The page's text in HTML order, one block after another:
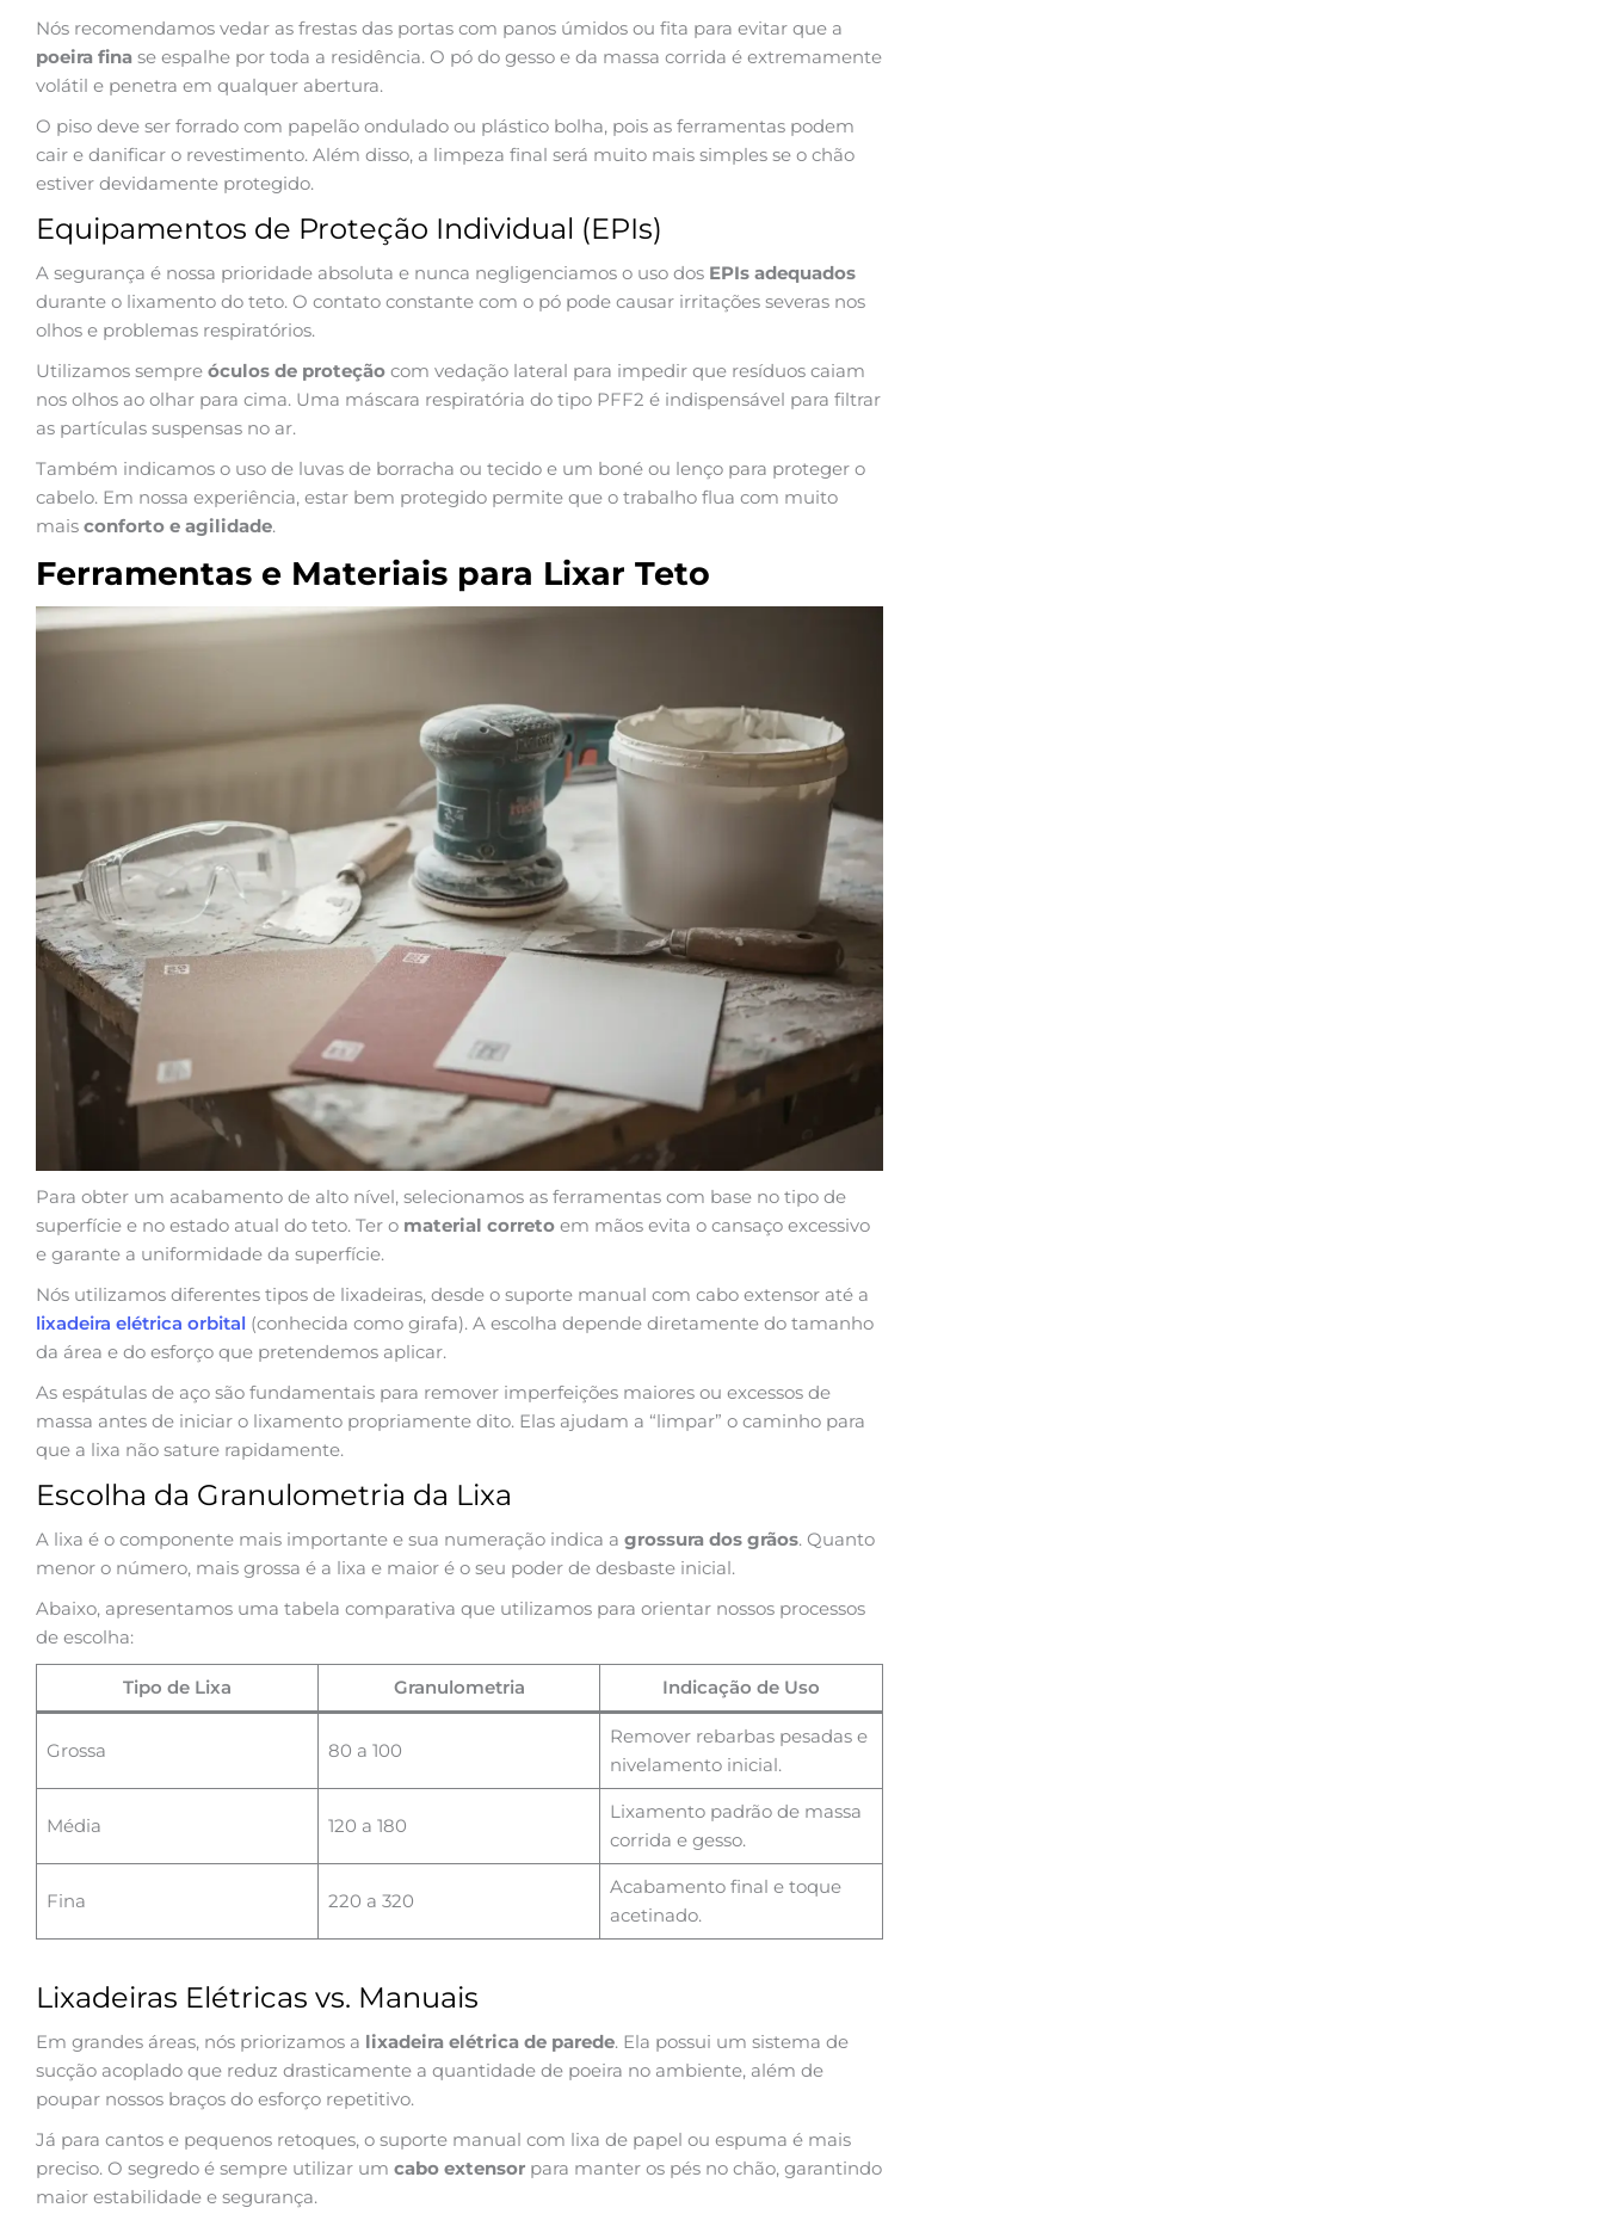
Nós recomendamos vedar as frestas das portas com panos úmidos ou fita para evitar que a
poeira fina se espalhe por toda a residência. O pó do gesso e da massa corrida é extremamente
volátil e penetra em qualquer abertura.
O piso deve ser forrado com papelão ondulado ou plástico bolha, pois as ferramentas podem
cair e danificar o revestimento. Além disso, a limpeza final será muito mais simples se o chão
estiver devidamente protegido.
Equipamentos de Proteção Individual (EPIs)
A segurança é nossa prioridade absoluta e nunca negligenciamos o uso dos EPIs adequados
durante o lixamento do teto. O contato constante com o pó pode causar irritações severas nos
olhos e problemas respiratórios.
Utilizamos sempre óculos de proteção com vedação lateral para impedir que resíduos caiam
nos olhos ao olhar para cima. Uma máscara respiratória do tipo PFF2 é indispensável para filtrar
as partículas suspensas no ar.
Também indicamos o uso de luvas de borracha ou tecido e um boné ou lenço para proteger o
cabelo. Em nossa experiência, estar bem protegido permite que o trabalho flua com muito
mais conforto e agilidade.
Ferramentas e Materiais para Lixar Teto
Para obter um acabamento de alto nível, selecionamos as ferramentas com base no tipo de
superfície e no estado atual do teto. Ter o material correto em mãos evita o cansaço excessivo
e garante a uniformidade da superfície.
Nós utilizamos diferentes tipos de lixadeiras, desde o suporte manual com cabo extensor até a
lixadeira elétrica orbital (conhecida como girafa). A escolha depende diretamente do tamanho
da área e do esforço que pretendemos aplicar.
As espátulas de aço são fundamentais para remover imperfeições maiores ou excessos de
massa antes de iniciar o lixamento propriamente dito. Elas ajudam a “limpar” o caminho para
que a lixa não sature rapidamente.
Escolha da Granulometria da Lixa
A lixa é o componente mais importante e sua numeração indica a grossura dos grãos. Quanto
menor o número, mais grossa é a lixa e maior é o seu poder de desbaste inicial.
Abaixo, apresentamos uma tabela comparativa que utilizamos para orientar nossos processos
de escolha:
Tipo de Lixa Granulometria Indicação de Uso
Grossa 80 a 100
Remover rebarbas pesadas e
nivelamento inicial.
Média 120 a 180
Lixamento padrão de massa
corrida e gesso.
Fina 220 a 320
Acabamento final e toque
acetinado.
Lixadeiras Elétricas vs. Manuais
Em grandes áreas, nós priorizamos a lixadeira elétrica de parede. Ela possui um sistema de
sucção acoplado que reduz drasticamente a quantidade de poeira no ambiente, além de
poupar nossos braços do esforço repetitivo.
Já para cantos e pequenos retoques, o suporte manual com lixa de papel ou espuma é mais
preciso. O segredo é sempre utilizar um cabo extensor para manter os pés no chão, garantindo
maior estabilidade e segurança.